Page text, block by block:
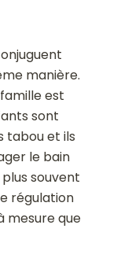
manière.
est
sont
tabou et ils
le bain
souvent
régulation
mesure que